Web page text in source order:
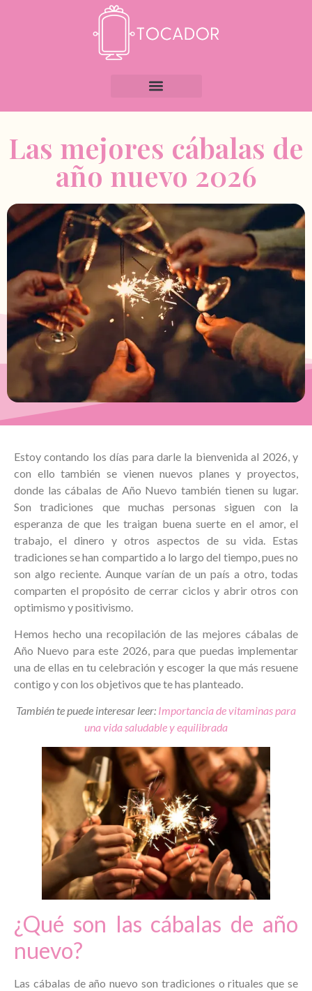
Las mejores cábalas de
año nuevo 2026
Estoy contando los días para darle la bienvenida al 2026, y
con ello también se vienen nuevos planes y proyectos,
donde las cábalas de Año Nuevo también tienen su lugar.
Son tradiciones que muchas personas siguen con la
esperanza de que les traigan buena suerte en el amor, el
trabajo, el dinero y otros aspectos de su vida. Estas
tradiciones se han compartido a lo largo del tiempo, pues no
son algo reciente. Aunque varían de un país a otro, todas
comparten el propósito de cerrar ciclos y abrir otros con
optimismo y positivismo.
Hemos hecho una recopilación de las mejores cábalas de
Año Nuevo para este 2026, para que puedas implementar
una de ellas en tu celebración y escoger la que más resuene
contigo y con los objetivos que te has planteado.
También te puede interesar leer: Importancia de vitaminas para
una vida saludable y equilibrada
¿Qué son las cábalas de año
nuevo?
Las cábalas de año nuevo son tradiciones o rituales que se